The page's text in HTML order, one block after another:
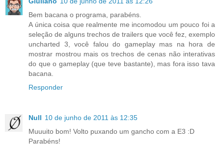
Bem bacana o programa, parabéns.
A única coisa que realmente me incomodou um pouco foi a
seleção de alguns trechos de trailers que você fez, exemplo
uncharted 3, você falou do gameplay mas na hora de
mostrar mostrou mais os trechos de cenas não interativas
do que o gameplay (que teve bastante), mas fora isso tava
bacana.
Responder
Null 10 de junho de 2011 às 12:35
Muuuito bom! Volto puxando um gancho com a E3 :D
Parabéns!